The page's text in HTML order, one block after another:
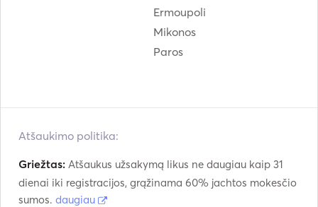
Baidarės
Ermoupoli
Mikonos
Paros
Atšaukimo politika:
Griežtas: Atšaukus užsakymą likus ne daugiau kaip 31
dienai iki registracijos, grąžinama 60% jachtos mokesčio
sumos. daugiau